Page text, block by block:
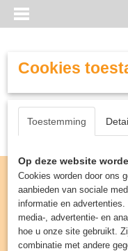
Cookies
Toestemming
Op deze website
Cookies worden door ons
aanbieden van sociale
informatie en
media-, advertentie- en
hoe u onze site gebruikt.
combinatie met andere